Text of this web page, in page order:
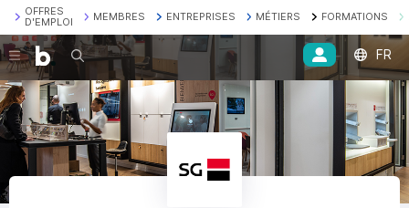
OFFRES
D'EMPLOI
MEMBRES ENTREPRISES MÉTIERS FORMATIONS
Recherche FR